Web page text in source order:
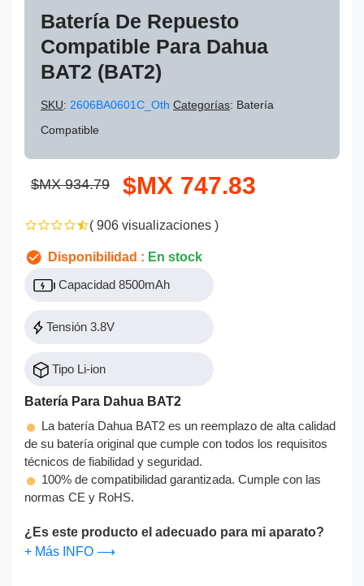
Batería De Repuesto
Compatible Para Dahua
BAT2 (BAT2)
SKU: 2606BA0601C_Oth Categorías: Batería
Compatible
$MX 934.79 $MX 747.83
( 906 visualizaciones )
Disponibilidad : En stock
Capacidad 8500mAh
Tensión 3.8V
Tipo Li-ion
Batería Para Dahua BAT2
La batería Dahua BAT2 es un reemplazo de alta calidad
de su batería original que cumple con todos los requisitos
técnicos de fiabilidad y seguridad.
100% de compatibilidad garantizada. Cumple con las
normas CE y RoHS.
¿Es este producto el adecuado para mi aparato?
+ Más INFO ⟶